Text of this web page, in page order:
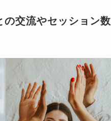
の交流やセッション数